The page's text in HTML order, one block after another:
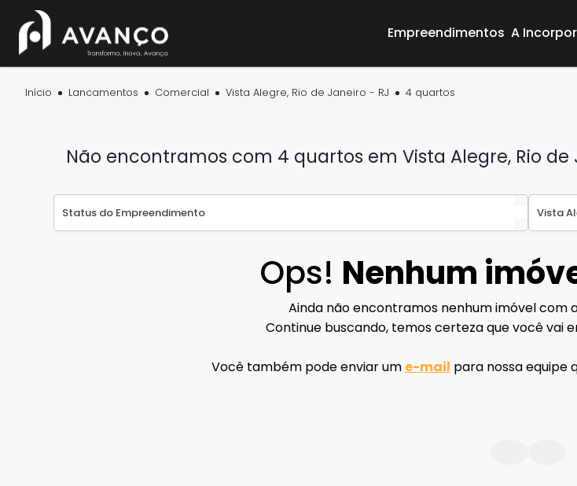
Empreendimentos A
Área do Cliente
A Incorporadora
Contato
Início Lancamentos Comercial Vista Alegre, Rio de Janeiro - RJ 4 quartos
Não encontramos com 4 quartos em Vista Alegre, Rio de
Ops! Nenhum
Ainda não encontramos nenhum imóvel com
Continue buscando, temos certeza que você vai
Você também pode enviar um e-mail para nossa equipe